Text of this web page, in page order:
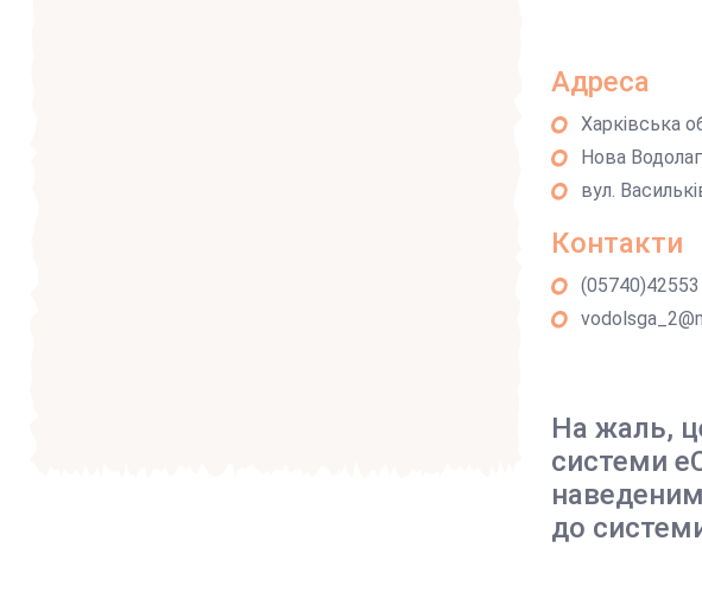
Адреса
Харківська
Нова
вул.
Контакти
(05740)42553
На жаль,
системи
до